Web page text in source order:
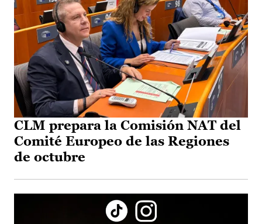
CLM prepara la Comisión NAT del
Comité Europeo de las Regiones
de octubre